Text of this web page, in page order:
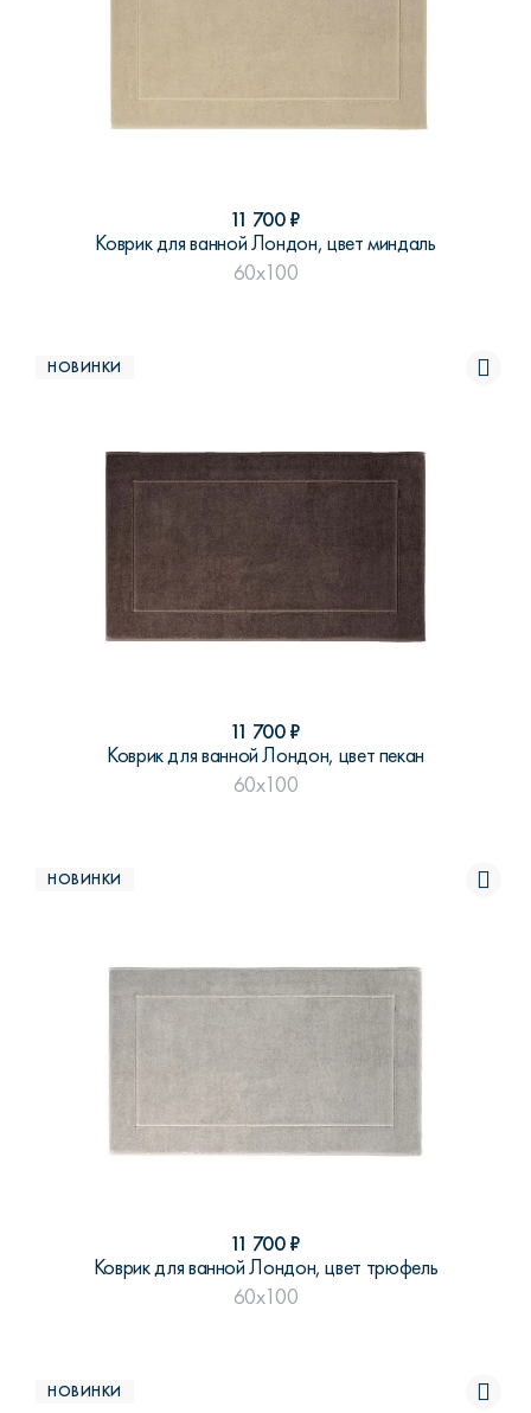
11 700₽
Коврик для ванной Лондон, цвет миндаль
60x100
НОВИНКИ
11 700₽
Коврик для ванной Лондон, цвет пекан
60x100
НОВИНКИ
11 700₽
Коврик для ванной Лондон, цвет трюфель
60x100
НОВИНКИ